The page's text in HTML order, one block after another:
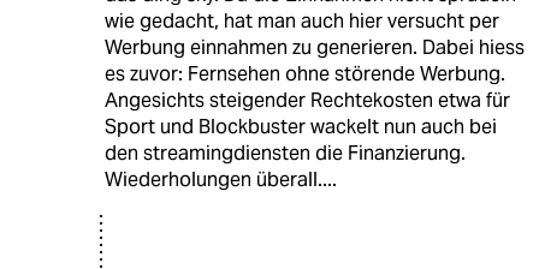
wie gedacht, hat man auch hier versucht per
Werbung einnahmen zu generieren. Dabei hiess
es zuvor: Fernsehen ohne störende Werbung.
Angesichts steigender Rechtekosten etwa für
Sport und Blockbuster wackelt nun auch bei
den streamingdiensten die Finanzierung.
Wiederholungen überall....